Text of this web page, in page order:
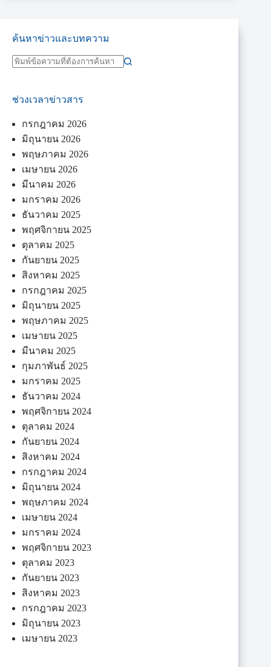
ค้นหาข่าวและบทความ
ช่วงเวลาข่าวสาร
กรกฎาคม 2026
มิถุนายน 2026
พฤษภาคม 2026
เมษายน 2026
มีนาคม 2026
มกราคม 2026
ธันวาคม 2025
พฤศจิกายน 2025
ตุลาคม 2025
กันยายน 2025
สิงหาคม 2025
กรกฎาคม 2025
มิถุนายน 2025
พฤษภาคม 2025
เมษายน 2025
มีนาคม 2025
กุมภาพันธ์ 2025
มกราคม 2025
ธันวาคม 2024
พฤศจิกายน 2024
ตุลาคม 2024
กันยายน 2024
สิงหาคม 2024
กรกฎาคม 2024
มิถุนายน 2024
พฤษภาคม 2024
เมษายน 2024
มกราคม 2024
พฤศจิกายน 2023
ตุลาคม 2023
กันยายน 2023
สิงหาคม 2023
กรกฎาคม 2023
มิถุนายน 2023
เมษายน 2023